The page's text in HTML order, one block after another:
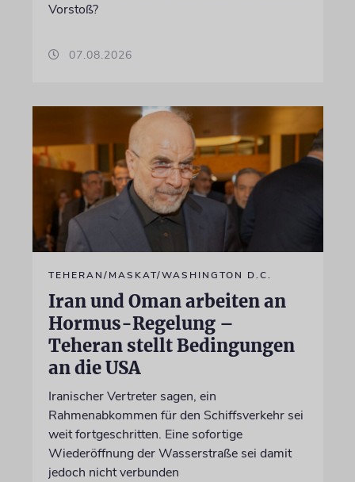
Vorstoß?
07.08.2026
TEHERAN/MASKAT/WASHINGTON D.C.
Iran und Oman arbeiten an
Hormus-Regelung –
Teheran stellt Bedingungen
an die USA
Iranischer Vertreter sagen, ein
Rahmenabkommen für den Schiffsverkehr sei
weit fortgeschritten. Eine sofortige
Wiederöffnung der Wasserstraße sei damit
jedoch nicht verbunden